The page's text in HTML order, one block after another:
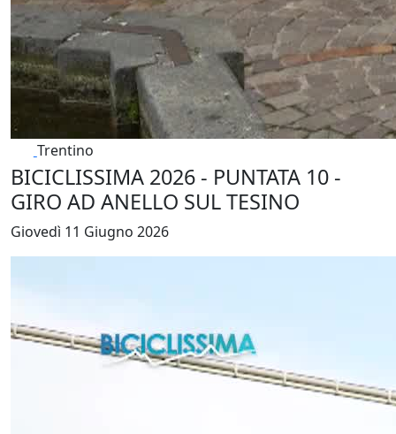
Trentino
BICICLISSIMA 2026 - PUNTATA 10 -
GIRO AD ANELLO SUL TESINO
Giovedì 11 Giugno 2026